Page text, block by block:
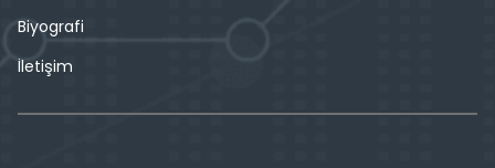
Biyografi
İletişim